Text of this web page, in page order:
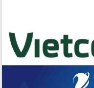
với Tập đoàn Bưu chính Viễn thông
Việt Nam
Đắk Lắk về phát triển nhân lực y tế